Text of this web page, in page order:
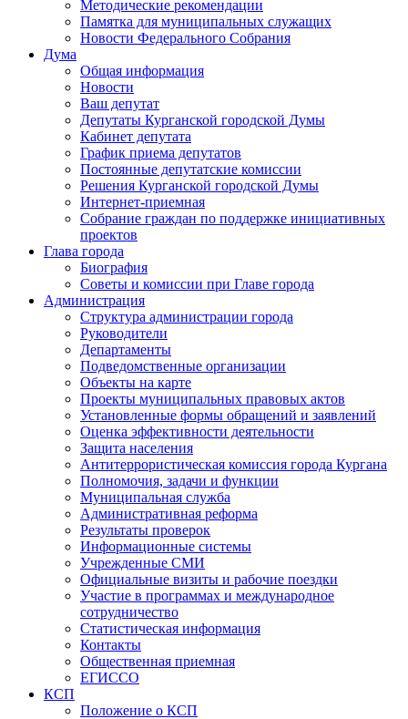
Методические рекомендации
Памятка для муниципальных служащих
Новости Федерального Cобрания
Дума
Общая информация
Новости
Ваш депутат
Депутаты Курганской городской Думы
Кабинет депутата
График приема депутатов
Постоянные депутатские комиссии
Решения Курганской городской Думы
Интернет-приемная
Собрание граждан по поддержке инициативных
проектов
Глава города
Биография
Советы и комиссии при Главе города
Администрация
Структура администрации города
Руководители
Департаменты
Подведомственные организации
Объекты на карте
Проекты муниципальных правовых актов
Установленные формы обращений и заявлений
Оценка эффективности деятельности
Защита населения
Антитеррористическая комиссия города Кургана
Полномочия, задачи и функции
Муниципальная служба
Административная реформа
Результаты проверок
Информационные системы
Учрежденные СМИ
Официальные визиты и рабочие поездки
Участие в программах и международное
сотрудничество
Статистическая информация
Контакты
Общественная приемная
ЕГИССО
КСП
Положение о КСП